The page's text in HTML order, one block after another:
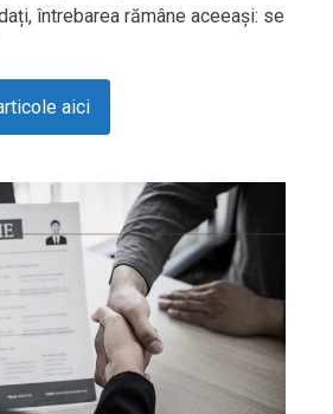
întrebarea rămâne aceeași: se
aici